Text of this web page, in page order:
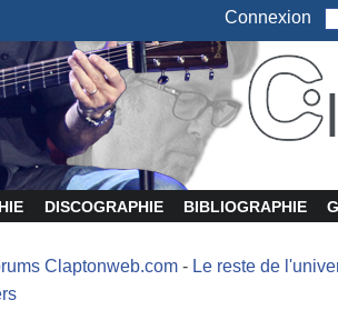
Connexion
DISCOGRAPHIE BIBLIOGRAPHIE
Claptonweb.com - Le reste de